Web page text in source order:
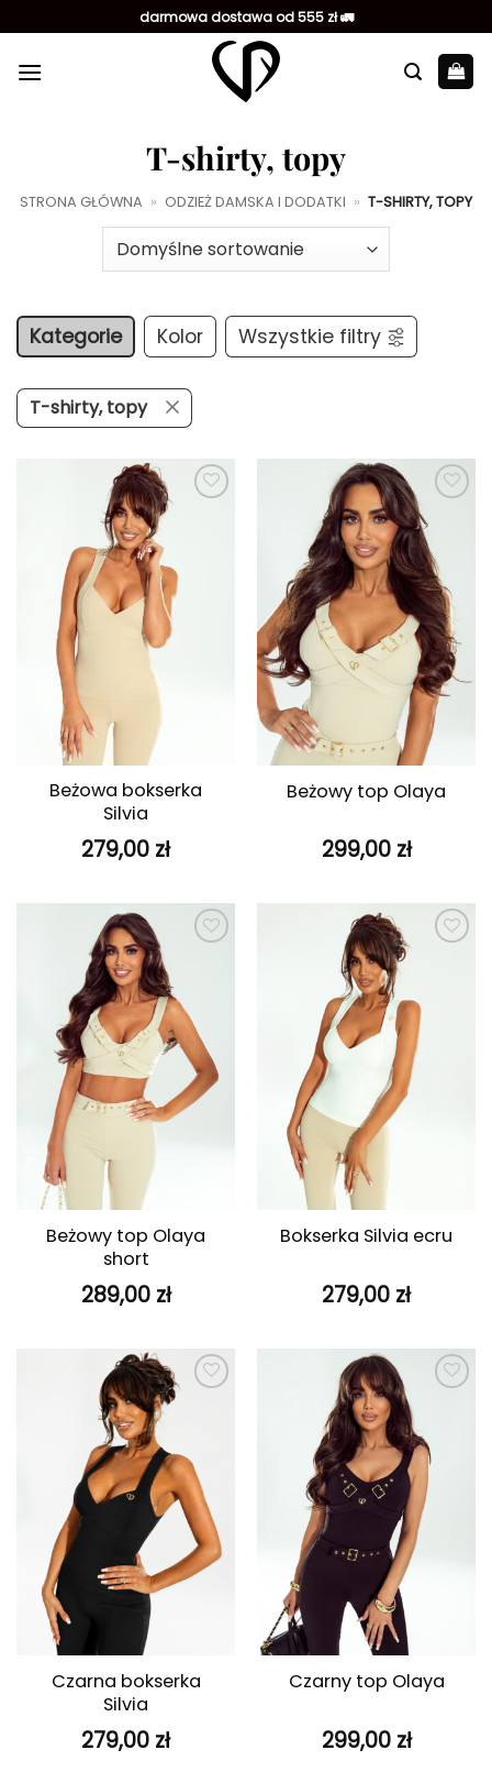
do
zawartości
darmowa dostawa od 555 zł 🚛
T-shirty, topy
STRONA GŁÓWNA » ODZIEŻ DAMSKA I DODATKI » T-SHIRTY, TOPY
Kategorie Kolor Wszystkie filtry
T-shirty, topy
Dodaj do
ulubionych
Beżowa bokserka
Silvia
279,00 zł
Dodaj do
ulubionych
Beżowy top Olaya
299,00 zł
Dodaj do
ulubionych
Beżowy top Olaya
short
289,00 zł
Dodaj do
ulubionych
Bokserka Silvia ecru
279,00 zł
Dodaj do
ulubionych
Czarna bokserka
Silvia
279,00 zł
Dodaj do
ulubionych
Czarny top Olaya
299,00 zł